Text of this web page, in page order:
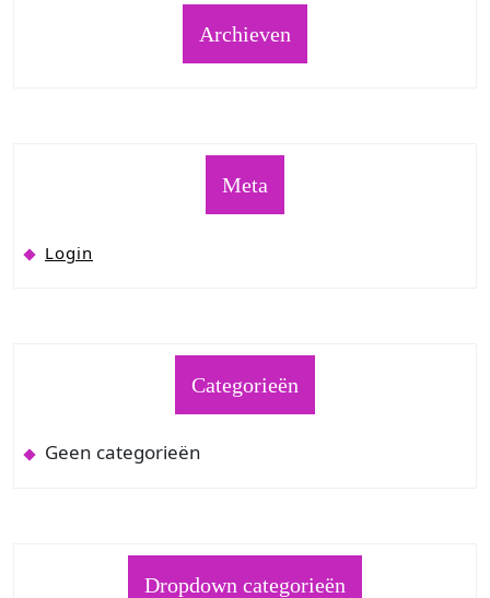
Archieven
Meta
Login
Categorieën
Geen categorieën
Dropdown categorieën